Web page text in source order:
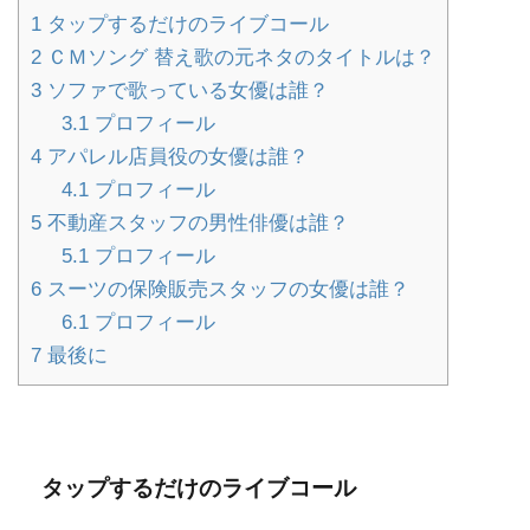
1 タップするだけのライブコール
2 ＣＭソング 替え歌の元ネタのタイトルは？
3 ソファで歌っている女優は誰？
3.1プロフィール
4 アパレル店員役の女優は誰？
4.1プロフィール
5 不動産スタッフの男性俳優は誰？
5.1プロフィール
6 スーツの保険販売スタッフの女優は誰？
6.1プロフィール
7 最後に
タップするだけのライブコール